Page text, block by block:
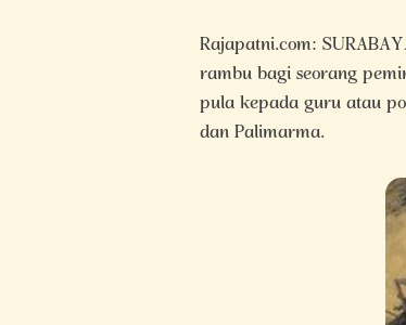
Rajapatni.com:
rambu bagi seorang
pula kepada guru atau
dan Palimarma.